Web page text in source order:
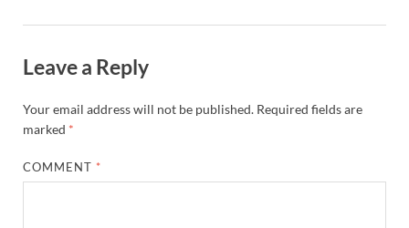
Leave a Reply
Your email address will not be published. Required fields are
marked *
COMMENT *